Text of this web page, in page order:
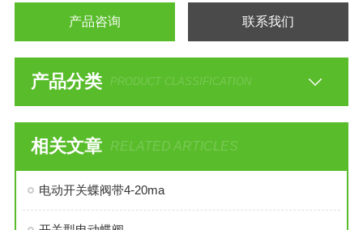
产品咨询 联系我们
产品分类 PRODUCT CLASSIFICATION
相关文章 RELATED ARTICLES
电动开关蝶阀带4-20ma